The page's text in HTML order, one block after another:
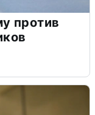
против